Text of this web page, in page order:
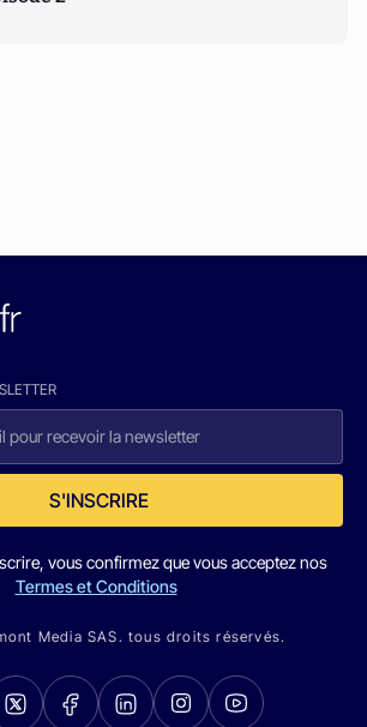
S'INSCRIRE
vous confirmez que vous acceptez nos
Termes et Conditions
Media SAS. tous droits réservés.